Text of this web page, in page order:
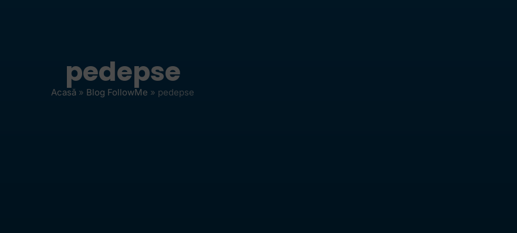
pedepse
Acasă » Blog FollowMe » pedepse